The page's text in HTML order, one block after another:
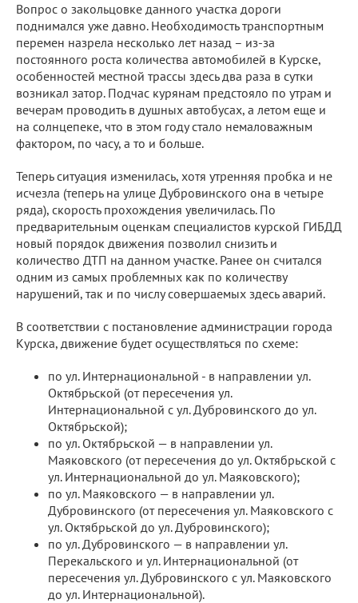
Вопрос о закольцовке данного участка дороги
поднимался уже давно. Необходимость транспортным
перемен назрела несколько лет назад – из-за
постоянного роста количества автомобилей в Курске,
особенностей местной трассы здесь два раза в сутки
возникал затор. Подчас курянам предстояло по утрам и
вечерам проводить в душных автобусах, а летом еще и
на солнцепеке, что в этом году стало немаловажным
фактором, по часу, а то и больше.
Теперь ситуация изменилась, хотя утренняя пробка и не
исчезла (теперь на улице Дубровинского она в четыре
ряда), скорость прохождения увеличилась. По
предварительным оценкам специалистов курской ГИБДД
новый порядок движения позволил снизить и
количество ДТП на данном участке. Ранее он считался
одним из самых проблемных как по количеству
нарушений, так и по числу совершаемых здесь аварий.
В соответствии с постановление администрации города
Курска, движение будет осуществляться по схеме:
по ул. Интернациональной - в направлении ул.
Октябрьской (от пересечения ул.
Интернациональной с ул. Дубровинского до ул.
Октябрьской);
по ул. Октябрьской — в направлении ул.
Маяковского (от пересечения до ул. Октябрьской с
ул. Интернациональной до ул. Маяковского);
по ул. Маяковского — в направлении ул.
Дубровинского (от пересечения ул. Маяковского с
ул. Октябрьской до ул. Дубровинского);
по ул. Дубровинского — в направлении ул.
Перекальского и ул. Интернациональной (от
пересечения ул. Дубровинского с ул. Маяковского
до ул. Интернациональной).